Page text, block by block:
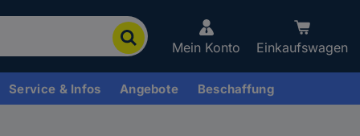
Mein Konto Einkaufswagen
Service & Infos Angebote Beschaffung